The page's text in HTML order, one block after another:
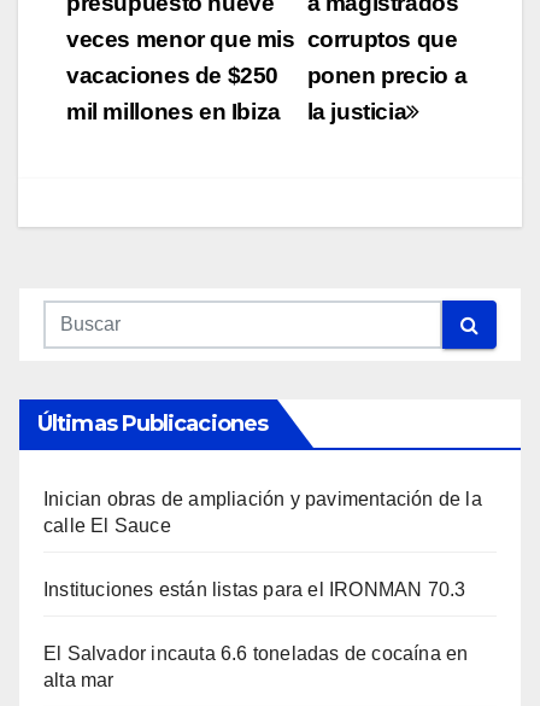
corruptos que
ponen precio a
la justicia
veces menor que mis
vacaciones de $250
mil millones en Ibiza
Últimas Publicaciones
Inician obras de ampliación y pavimentación de la
calle El Sauce
Instituciones están listas para el IRONMAN 70.3
El Salvador incauta 6.6 toneladas de cocaína en
alta mar